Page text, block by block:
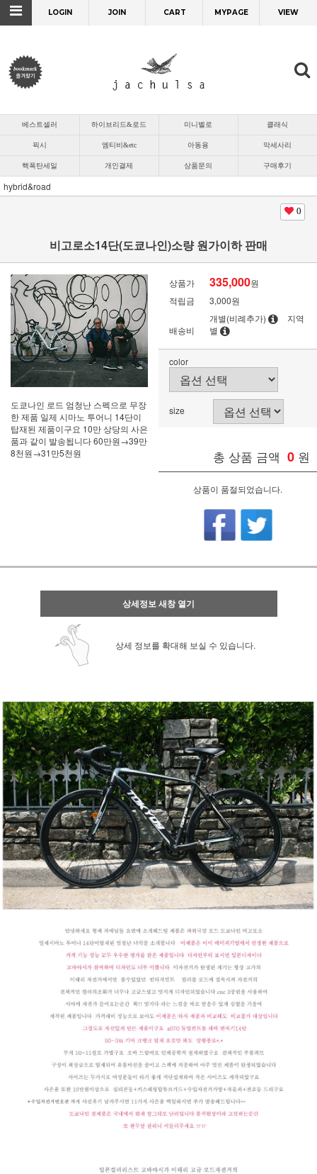
LOGIN JOIN CART MYPAGE VIEW
베스트셀러 하이브리드&로드 미니벨로 클래식
픽시 엠티비&etc 아동용 악세사리
핵폭탄세일 개인결제 상품문의 구매후기
hybrid&road
0
비고로소14단(도쿄나인)소량 원가이하 판매
도쿄나인 로드 엄청난 스펙으로 무장
한 제품 일제 시마노 투어니 14단이
탑재된 제품이구요 10만 상당의 사은
품과 같이 발송됩니다 60만원→39만
8천원→31만5천원
상품가 335,000원
적립금
3,000원
배송비
개별(비례추가)
지역
별
color
size
총 상품 금액 0 원
상품이 품절되었습니다.
상세정보 새창 열기
상세 정보를 확대해 보실 수 있습니다.